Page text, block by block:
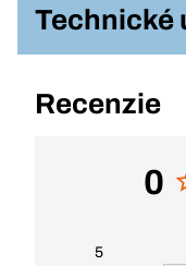
Technické
Recenzie
0
5